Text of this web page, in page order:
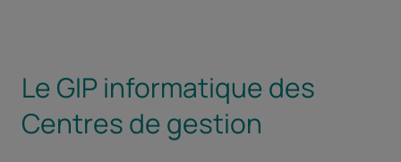
Le GIP informatique des
Centres de gestion